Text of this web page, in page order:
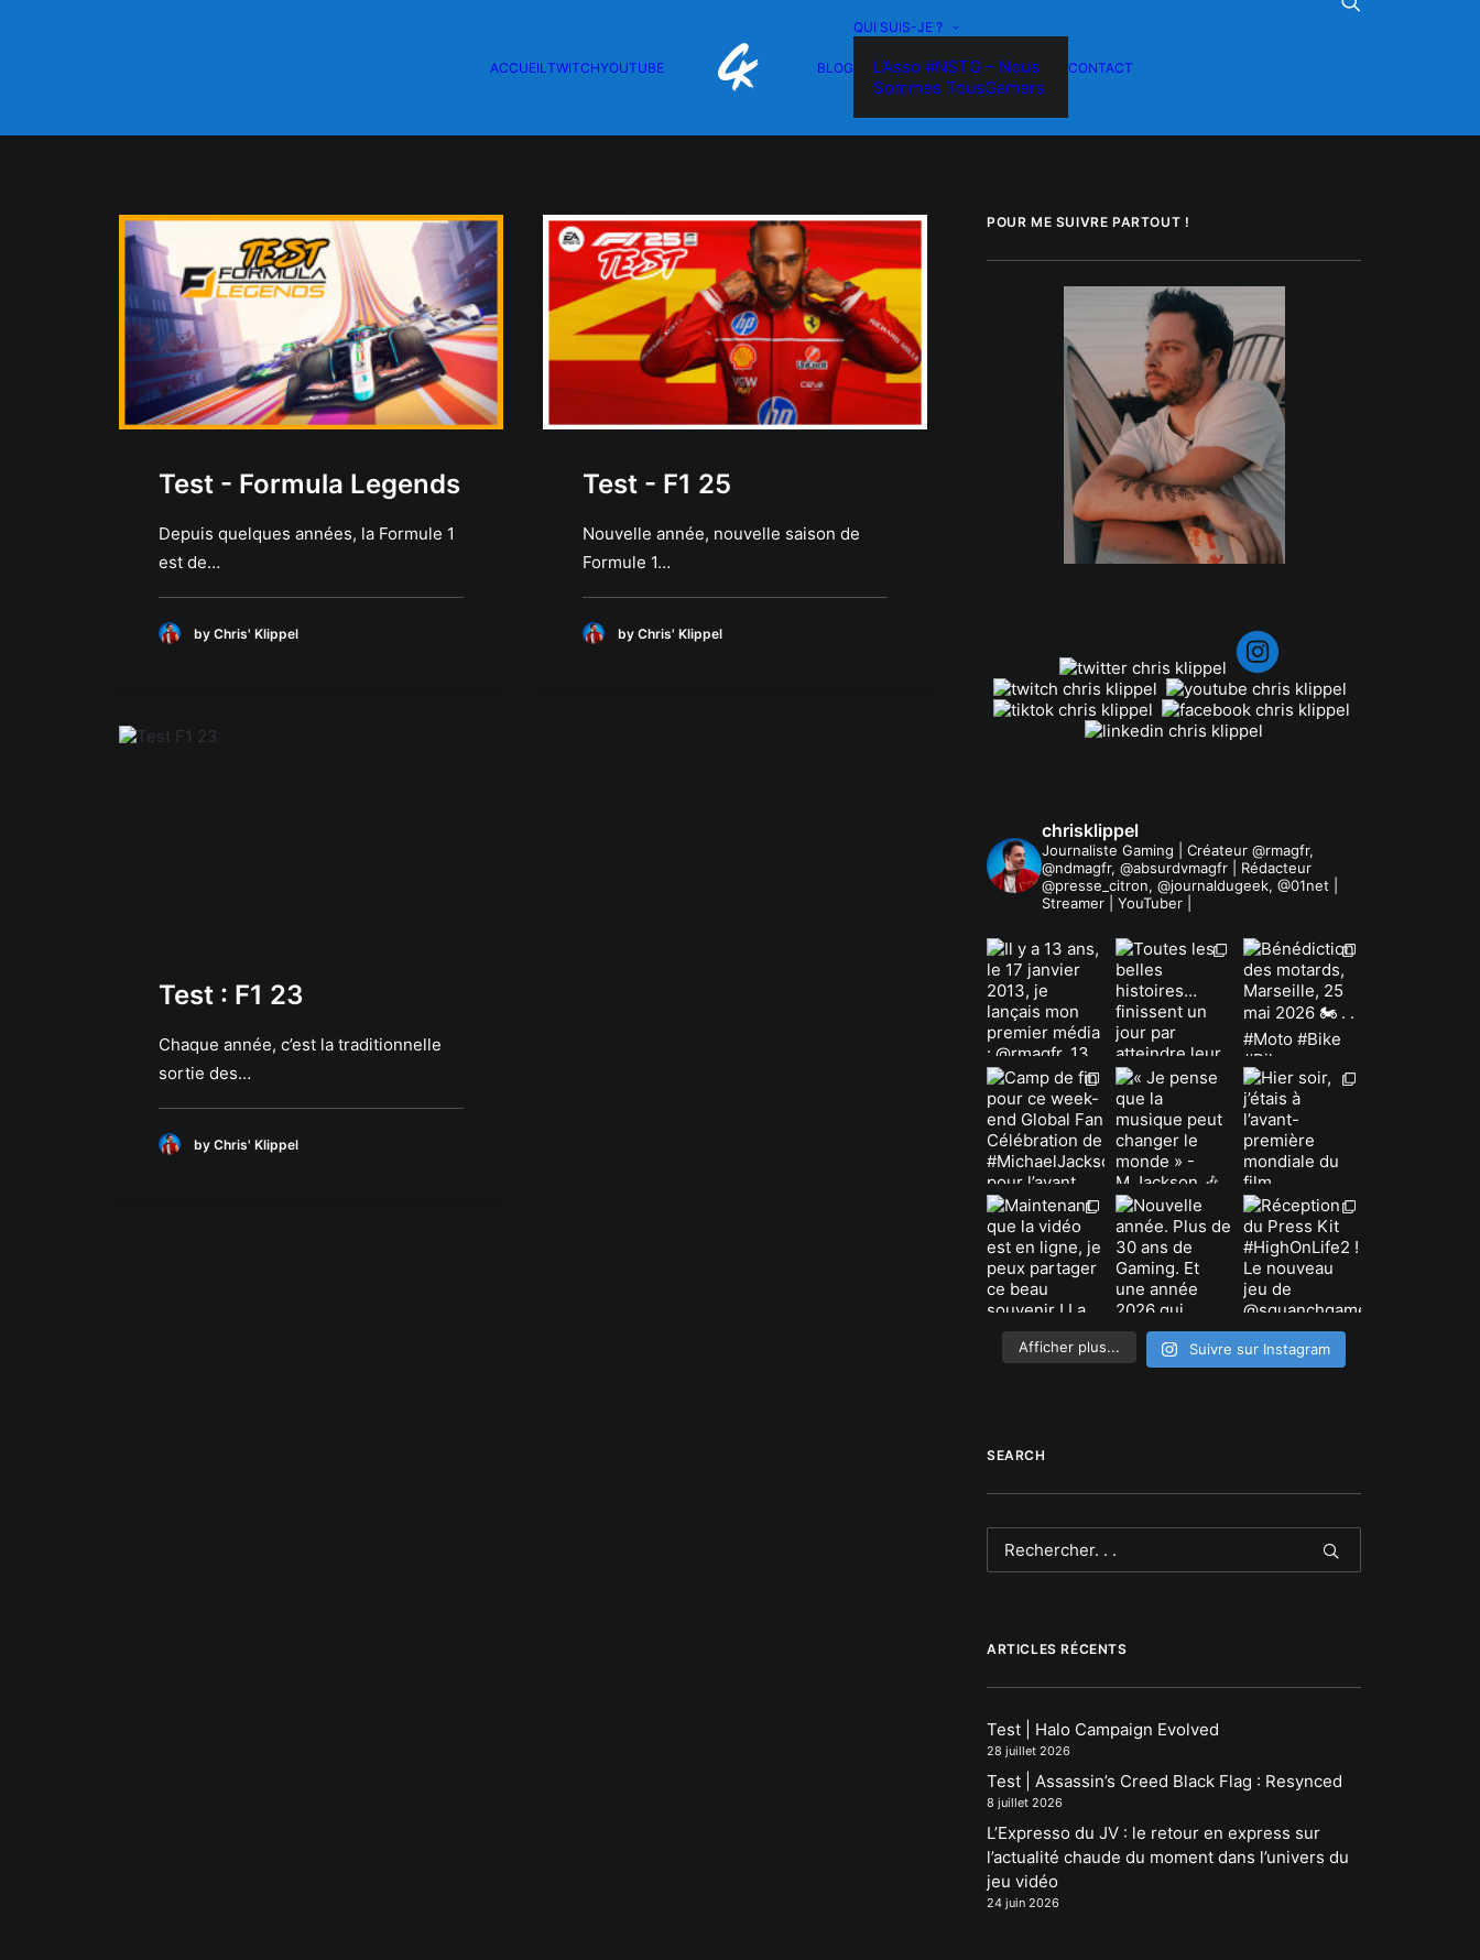
ACCUEILTWITCHYOUTUBE BLOG
QUI SUIS-JE ?
L’Asso #NSTG – Nous
Sommes TousGamers
CONTACT
Test - Formula Legends
Depuis quelques années, la Formule 1
est de…
by Chris' Klippel
Test - F1 25
Nouvelle année, nouvelle saison de
Formule 1…
by Chris' Klippel
Test : F1 23
Chaque année, c’est la traditionnelle
sortie des…
by Chris' Klippel
POUR ME SUIVRE PARTOUT !
chrisklippel
Journaliste Gaming | Créateur @rmagfr,
@ndmagfr, @absurdvmagfr | Rédacteur
@presse_citron, @journaldugeek, @01net |
Streamer | YouTuber |
Afficher plus... Suivre sur Instagram
SEARCH
ARTICLES RÉCENTS
Test | Halo Campaign Evolved
28 juillet 2026
Test | Assassin’s Creed Black Flag : Resynced
8 juillet 2026
L’Expresso du JV : le retour en express sur
l’actualité chaude du moment dans l’univers du
jeu vidéo
24 juin 2026